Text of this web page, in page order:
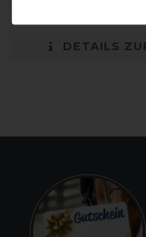
DETAILS